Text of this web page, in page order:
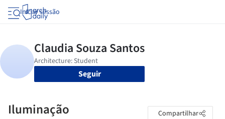
Iniciar sessão
Seguir
Iluminação Compartilhar